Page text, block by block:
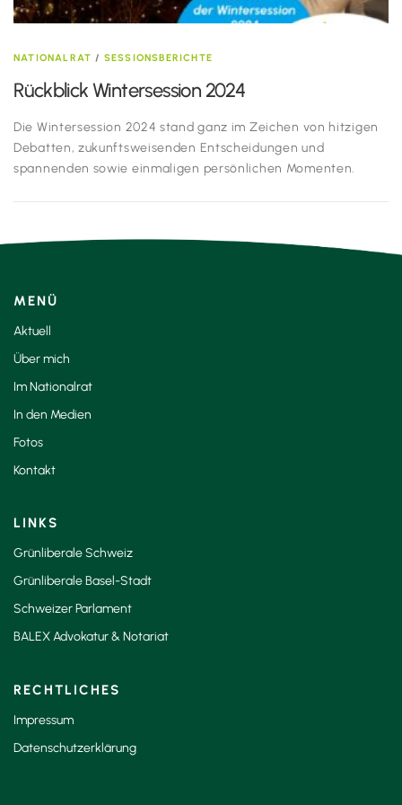
NATIONALRAT / SESSIONSBERICHTE
Rückblick Wintersession 2024
Die Wintersession 2024 stand ganz im Zeichen von hitzigen
Debatten, zukunftsweisenden Entscheidungen und
spannenden sowie einmaligen persönlichen Momenten.
MENÜ
Aktuell
Über mich
Im Nationalrat
In den Medien
Fotos
Kontakt
LINKS
Grünliberale Schweiz
Grünliberale Basel-Stadt
Schweizer Parlament
BALEX Advokatur & Notariat
RECHTLICHES
Impressum
Datenschutzerklärung